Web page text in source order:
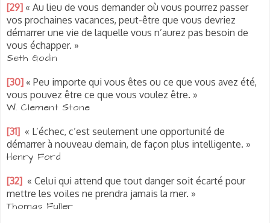
[29] « Au lieu de vous demander où vous pourrez passer
vos prochaines vacances, peut-être que vous devriez
démarrer une vie de laquelle vous n’aurez pas besoin de
vous échapper. »
Seth Godin
[30] « Peu importe qui vous êtes ou ce que vous avez été,
vous pouvez être ce que vous voulez être. »
W. Clement Stone
[31] « L’échec, c’est seulement une opportunité de
démarrer à nouveau demain, de façon plus intelligente. »
Henry Ford
[32] « Celui qui attend que tout danger soit écarté pour
mettre les voiles ne prendra jamais la mer. »
Thomas Fuller